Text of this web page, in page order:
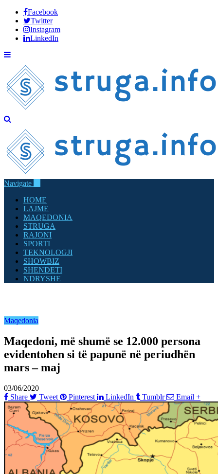
Facebook
Twitter
Instagram
LinkedIn
Navigate
HOME
LAJME
MAQEDONIA
STRUGA
RAJONI
SPORTI
TEKNOLOGJI
SHOWBIZ
SHENDETI
NDRYSHE
Maqedonia
Maqedoni, më shumë se 12.000 persona
evidentohen si të papunë në periudhën
mars – maj
03/06/2020
Share
Tweet Pinterest LinkedIn Tumblr Email +